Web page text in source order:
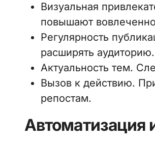
Визуальная
повышают
Регулярность
расширять аудиторию.
Актуальность тем.
Вызов к действию.
репостам.
Автоматизация